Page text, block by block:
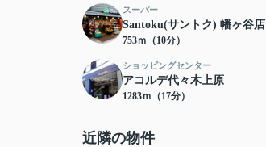
スーパー
Santoku(サントク) 幡ヶ谷店
753ｍ（10分）
ショッピングセンター
アコルデ代々木上原
1283ｍ（17分）
近隣の物件